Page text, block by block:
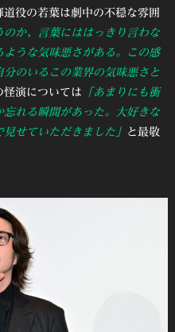
役の若葉は劇中の不穏な雰囲
のか、言葉にははっきり言わな
うな気味悪さがある。この感
分のいるこの業界の気味悪さと
怪演については 「あまりにも衝
れる瞬間があった。大好きな
せていただきました」 と最敬